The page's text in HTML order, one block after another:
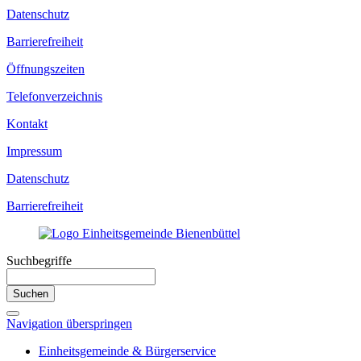
Datenschutz
Barrierefreiheit
Öffnungszeiten
Telefonverzeichnis
Kontakt
Impressum
Datenschutz
Barrierefreiheit
Suchbegriffe
Suchen
Navigation überspringen
Einheitsgemeinde & Bürgerservice